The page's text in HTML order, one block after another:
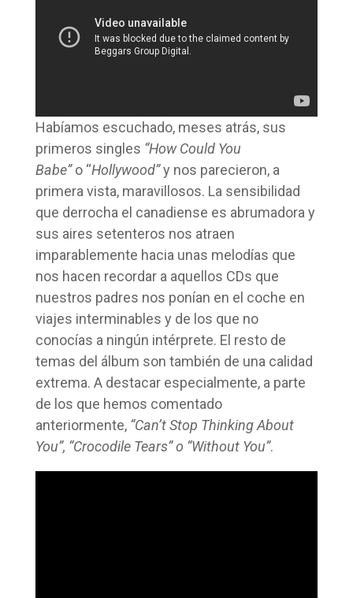
Habíamos escuchado, meses atrás, sus
primeros singles “How Could You
Babe”o “Hollywood” y nos parecieron, a
primera vista, maravillosos. La sensibilidad
que derrocha el canadiense es abrumadora y
sus aires setenteros nos atraen
imparablemente hacia unas melodías que
nos hacen recordar a aquellos CDs que
nuestros padres nos ponían en el coche en
viajes interminables y de los que no
conocías a ningún intérprete. El resto de
temas del álbum son también de una calidad
extrema. A destacar especialmente, a parte
de los que hemos comentado
anteriormente, “Can’t Stop Thinking About
You”, “Crocodile Tears” o “Without You”.